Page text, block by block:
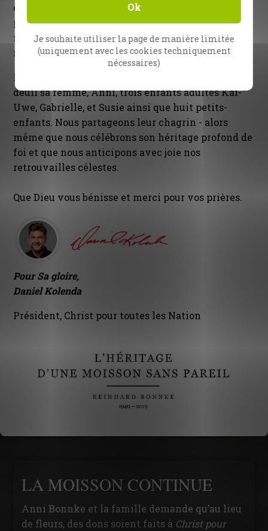
des milliers de gens pour me soutenir dans la
prière et pour être des partenaires de notre
ministère. Nous partagerons les mêmes
récompenses au Ciel ».
L’évangéliste Reinhard Bonnke laisse dans le
deuil sa femme, Anni, trois enfants adultes Kai-
Uwe, Gabrielle, et Susie ainsi que huit petits-
enfants. Nous partageons leur chagrin - alors
même que nous célébrons son héritage profond de
foi et que nous anticipons avec joie nos
retrouvailles célestes.
Que Dieu vous bénisse et merci pour vos prières.
Pour Sa gloire,
Daniel Kolenda
Président, Christ pour toutes les Nation
LA MOISSON CONTINUE
Anni Bonnke et la famille demande qu’au lieu
de fleurs, des dons soient faits à Christ pour
Ok
Je souhaite utiliser la page de manière limitée
(uniquement avec les cookies techniquement
nécessaires)